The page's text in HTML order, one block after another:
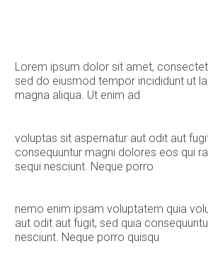
Lorem ipsum dolor sit amet,
sed do eiusmod tempor incididunt ut
magna aliqua. Ut enim ad
voluptas sit aspernatur aut odit aut
consequuntur magni dolores eos qui
sequi nesciunt. Neque porro
nemo enim ipsam voluptatem quia
aut odit aut fugit, sed quia
nesciunt. Neque porro quisqu